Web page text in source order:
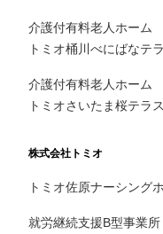
介護付有料老人ホーム
トミオ桶川べにばなテ
介護付有料老人ホーム
トミオさいたま桜テラス
株式会社トミオ
トミオ佐原ナーシング
就労継続支援B型事業